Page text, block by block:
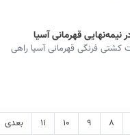
کشتی فرنگی قهرمانی آسیا راهی
۸ ۹ ۱۰ ۱۱ بعدی